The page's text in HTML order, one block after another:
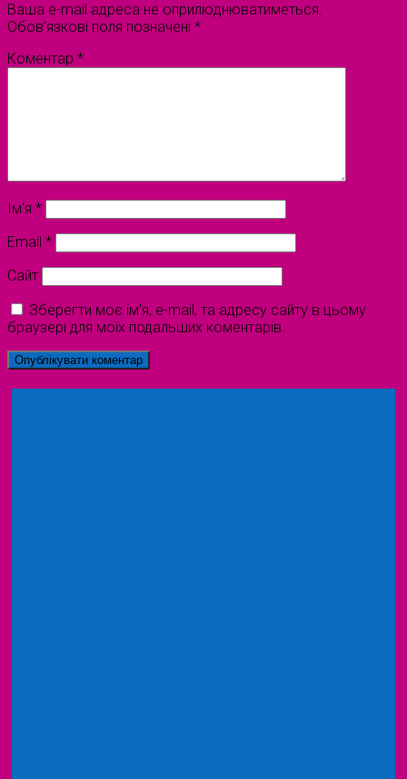
Ваша e-mail адреса не оприлюднюватиметься.
Обов’язкові поля позначені *
Коментар *
Ім'я *
Email *
Сайт
Зберегти моє ім'я, e-mail, та адресу сайту в цьому
браузері для моїх подальших коментарів.